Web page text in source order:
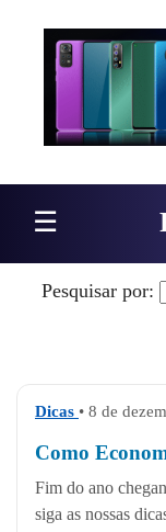
Pular para o
☰
Pesquisar por:
Dicas • 8 de
Como
Fim do ano
siga as nossas